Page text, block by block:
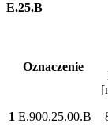
E.25.B
Oznaczenie
1 E.900.25.00.B